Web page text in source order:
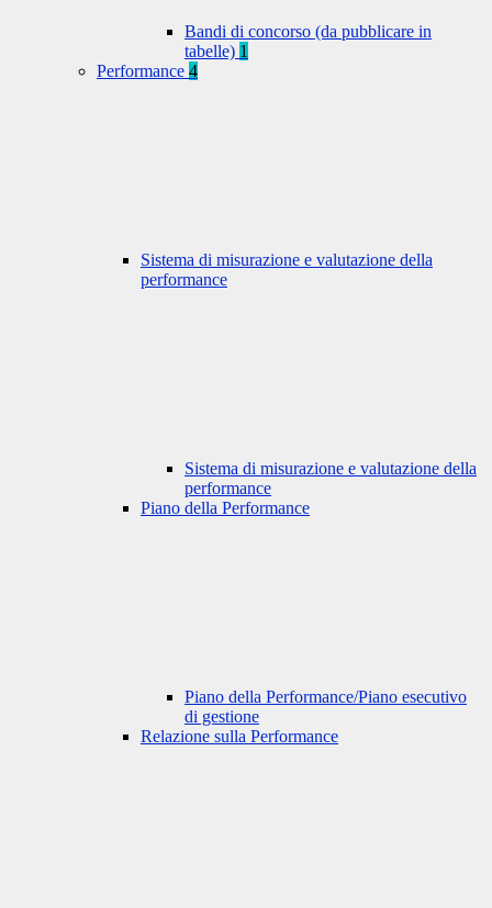
Bandi di concorso (da pubblicare in
tabelle) 1
Performance 4
Sistema di misurazione e valutazione della
performance
Sistema di misurazione e valutazione della
performance
Piano della Performance
Piano della Performance/Piano esecutivo
di gestione
Relazione sulla Performance